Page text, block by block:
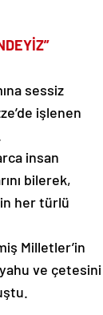
sessiz
işlenen
insan
bilerek,
her türlü
Milletler’in
ve çetesini